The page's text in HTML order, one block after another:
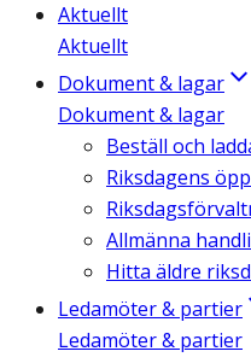
Aktuellt
Aktuellt
Dokument & lagar
Dokument & lagar
Beställ och
Riksdagens
Allmänna
Hitta äldre
Ledamöter & partier
Ledamöter & partier